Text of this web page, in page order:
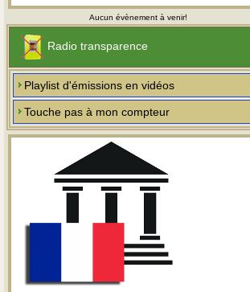
Aucun évènement à venir!
Radio transparence
Playlist d'émissions en vidéos
Touche pas à mon compteur